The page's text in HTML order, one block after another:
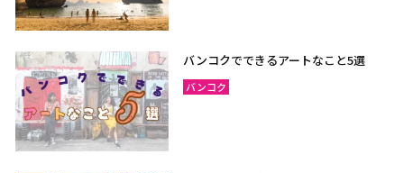
バンコクでできるアートなこと5選
バンコク